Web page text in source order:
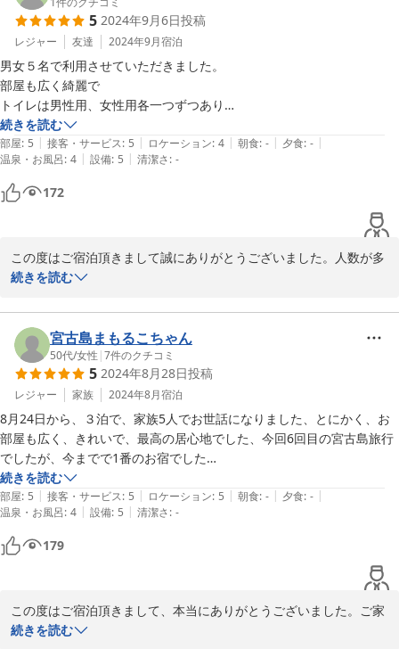
待ちしています。
2025-07-01
5 2024年9月6日投稿
レジャー 友達 2024年9月宿泊
男女５名で利用させていただきました。
部屋も広く綺麗で
トイレは男性用、女性用各一つずつあり
洗面台も二つあり大人数での利用でも不自由することなく過ごせまし
た。
お風呂は一つですがとても広くアメニティも充実しておりました。
今回の旅行でここを選んでとても満足です。
最高の旅の思い出になりました＾＾
続きを読む
部屋: 5 | 接客・サービス: 5 | ロケーション: 4 | 朝食: - | 夕食: - |
温泉・お風呂: 4 | 設備: 5 | 清潔さ: -
172
この度はご宿泊頂きまして誠にありがとうございました。人数が多
いお客様にも、対応できて
楽しそうにお宿でも過ごしていて、こちらも嬉しかったです。
便利に快適になりますように、これからも工夫していきたいと思い
ます。
この度は、本当にありがとうございました。また、是非お待ちして
おります。
2024-09-09
続きを読む
宮古島まもるこちゃん
50代/女性 |7件のクチコミ
5 2024年8月28日投稿
レジャー 家族 2024年8月宿泊
8月24日から、３泊で、家族5人でお世話になりました、とにかく、お
部屋も広く、きれいで、最高の居心地でした、今回6回目の宮古島旅行
でしたが、今までで1番のお宿でした
お宿に足りないものは無いほどの設備です、海から上がっても、すぐに
体もシュノーケル も洗えるし、洗濯機も無料、スコールが多い宮古
島、屋根付きの物干場は助かります
そして、カフェも経営されており、ドーナッツと、ランチもテイクアウ
トして、海に持参しましたが、オムタコライス、サンドイッチ　どれも
最高に美味しかったです、お値段もお手頃で、昨今のバブル弾けた宮古
島では、とても良心的な御値段で大満足でした、
続きを読む
部屋: 5 | 接客・サービス: 5 | ロケーション: 5 | 朝食: - | 夕食: - |
温泉・お風呂: 4 | 設備: 5 | 清潔さ: -
179
この度はご宿泊頂きまして、本当にありがとうございました。ご家
族様に便利なように色々工夫していたので、嬉しいお声頂き、海遊
続きを読む